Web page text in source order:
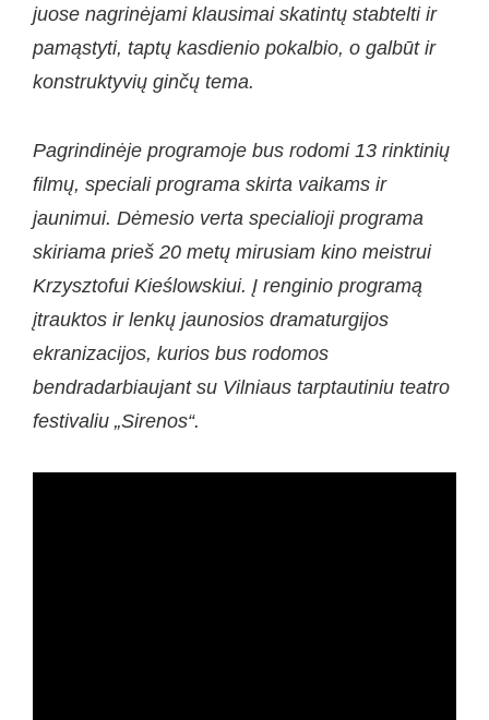
juose nagrinėjami klausimai skatintų stabtelti ir
pamąstyti, taptų kasdienio pokalbio, o galbūt ir
konstruktyvių ginčų tema.
Pagrindinėje programoje bus rodomi 13 rinktinių
filmų, speciali programa skirta vaikams ir
jaunimui. Dėmesio verta specialioji programa
skiriama prieš 20 metų mirusiam kino meistrui
Krzysztofui Kieślowskiui. Į renginio programą
įtrauktos ir lenkų jaunosios dramaturgijos
ekranizacijos, kurios bus rodomos
bendradarbiaujant su Vilniaus tarptautiniu teatro
festivaliu „Sirenos“.